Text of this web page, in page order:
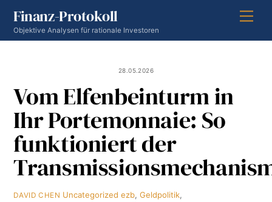
content
Finanz-Protokoll
Objektive Analysen für rationale Investoren
28.05.2026
Vom Elfenbeinturm in
Ihr Portemonnaie: So
funktioniert der
DAVID CHEN Uncategorized ezb,Geldpolitik,